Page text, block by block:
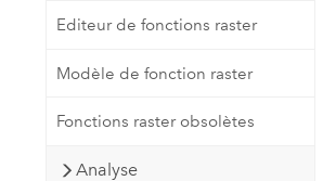
Editeur de fonctions raster
Modèle de fonction raster
Fonctions raster obsolètes
Analyse